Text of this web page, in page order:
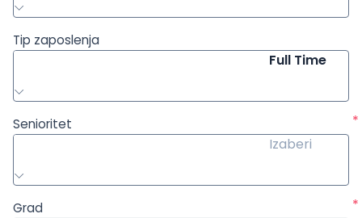
Tip zaposlenja
Full Time
Senioritet
*
Izaberi
Grad
*